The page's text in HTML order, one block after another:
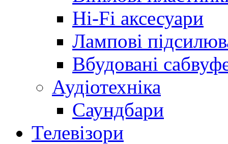
Hi-Fi аксесуари
Лампові
Вбудовані
Аудіотехніка
Саундбари
Телевізори